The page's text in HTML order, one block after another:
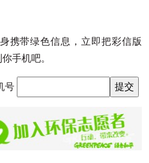
携带绿色信息，立即把彩信版
手机吧。
号